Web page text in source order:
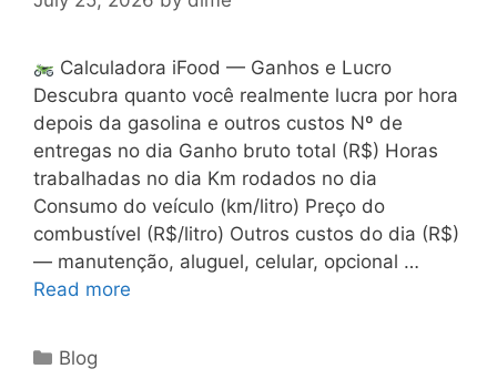
Calculadora iFood — Ganhos e Lucro
Descubra quanto você realmente lucra por hora
depois da gasolina e outros custos Nº de
entregas no dia Ganho bruto total (R$) Horas
trabalhadas no dia Km rodados no dia
Consumo do veículo (km/litro) Preço do
combustível (R$/litro) Outros custos do dia (R$)
— manutenção, aluguel, celular, opcional …
Read more
Categories
Blog